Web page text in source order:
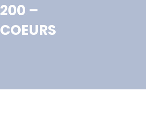
200 –
COEURS